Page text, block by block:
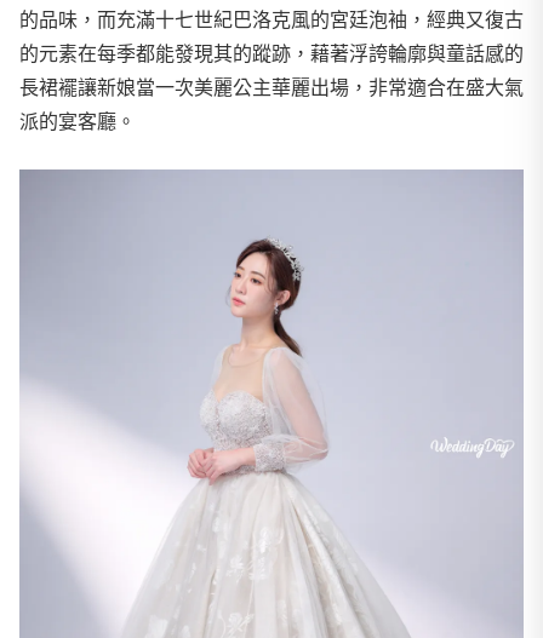
的品味，而充滿十七世紀巴洛克風的宮廷泡袖，經典又復古
的元素在每季都能發現其的蹤跡，藉著浮誇輪廓與童話感的
長裙襬讓新娘當一次美麗公主華麗出場，非常適合在盛大氣
派的宴客廳。